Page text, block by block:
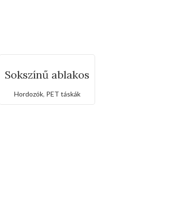
Sokszínű ablakos
hordozó táska
Hordozók, PET táskák